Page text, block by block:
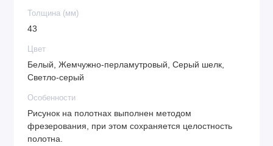
Толщина (мм)
43
Цвет
Белый, Жемчужно-перламутровый, Серый шелк,
Светло-серый
Особенности
Рисунок на полотнах выполнен методом
фрезерования, при этом сохраняется целостность
полотна.